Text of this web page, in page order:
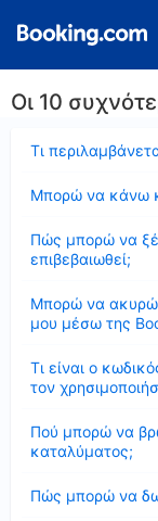
Οι 10
Τι
Μπορώ να κάνω
Πώς μπορώ να
επιβεβαιωθεί;
Μπορώ να
μου μέσω της
Τι είναι ο
τον
Πού μπορώ να
καταλύματος;
Πώς μπορώ να δω